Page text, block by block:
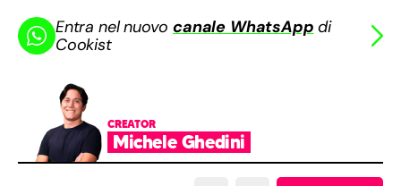
Entra nel nuovocanale WhatsApp di
Cookist
CREATOR
Michele Ghedini